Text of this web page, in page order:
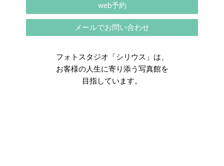
web予約
メールでお問い合わせ
フォトスタジオ「シリウス」は、
お客様の人生に寄り添う写真館を
目指しています。